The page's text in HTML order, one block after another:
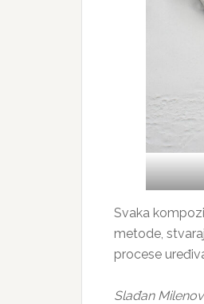
Svaka
metode,
procese
Slađan